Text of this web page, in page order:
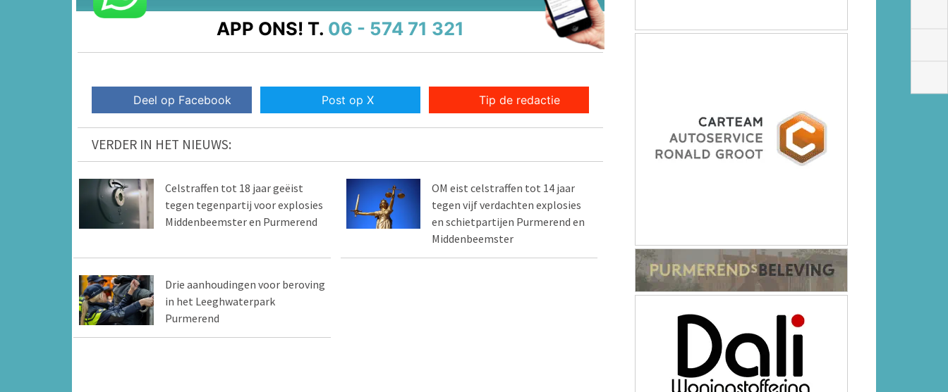
APP ONS! T. 06 - 574 71 321
Deel op Facebook Post op X Tip de redactie
VERDER IN HET NIEUWS:
Celstraffen tot 18 jaar geëist
tegen tegenpartij voor explosies
Middenbeemster en Purmerend
OM eist celstraffen tot 14 jaar
tegen vijf verdachten explosies
en schietpartijen Purmerend en
Middenbeemster
Drie aanhoudingen voor beroving
in het Leeghwaterpark
Purmerend